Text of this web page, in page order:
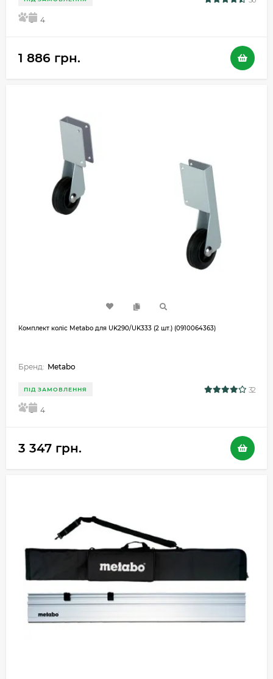
5 4
1 886 грн.
Комплект коліс Metabo для UK290/UK333 (2 шт.) (0910064363)
Бренд: Metabo
ПІД ЗАМОВЛЕННЯ 32
5 4
3 347 грн.